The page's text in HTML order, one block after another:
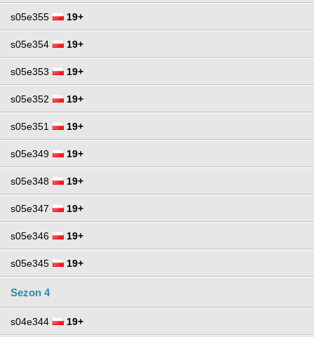
s05e355 19+
s05e354 19+
s05e353 19+
s05e352 19+
s05e351 19+
s05e349 19+
s05e348 19+
s05e347 19+
s05e346 19+
s05e345 19+
Sezon 4
s04e344 19+